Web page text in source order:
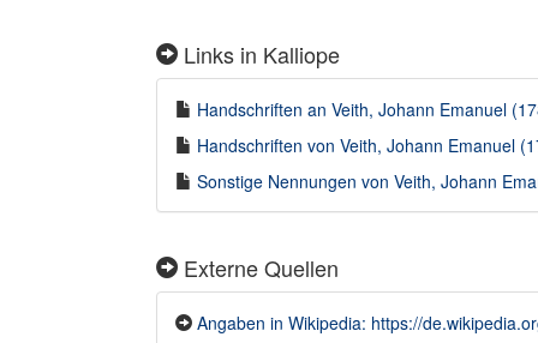
Links in Kalliope
Handschriften an Veith, Johann Emanuel
Handschriften von Veith, Johann Emanuel
Sonstige Nennungen von Veith, Johann
Externe Quellen
Angaben in Wikipedia: https://